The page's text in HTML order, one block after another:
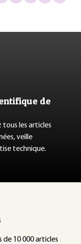
de
tous les articles
veille
technique.
10 000 articles